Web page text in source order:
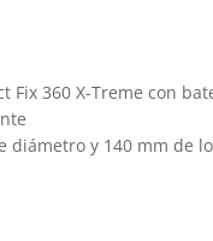
Fix 360 X-Treme con
diámetro y 140 mm de